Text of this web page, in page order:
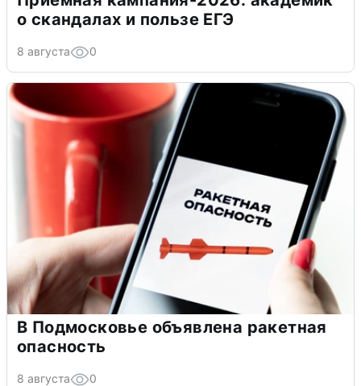
о скандалах и пользе ЕГЭ
8 августа 0
В Подмосковье объявлена ракетная
опасность
8 августа 0